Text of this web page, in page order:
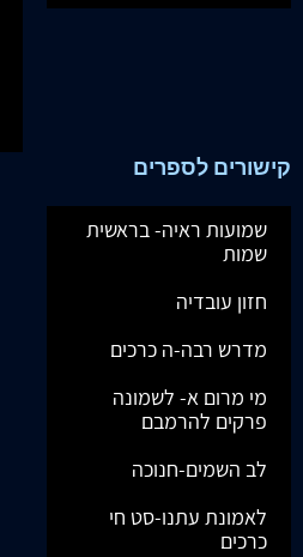
קישורים לספרים
שמועות ראיה- בראשית
שמות
חזון עובדיה
מדרש רבה-ה כרכים
מי מרום א- לשמונה
פרקים להרמבם
לב השמים-חנוכה
לאמונת עתנו-סט חי
כרכים